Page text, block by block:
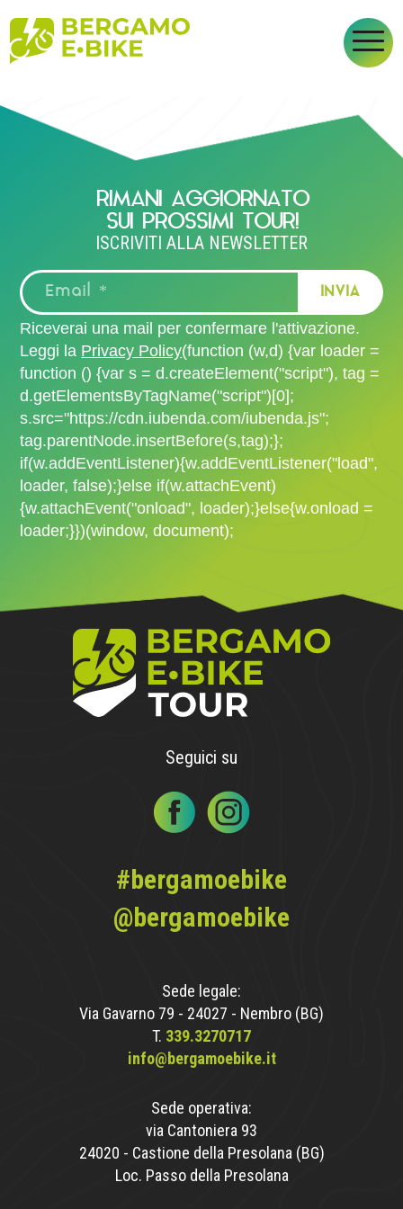
VALLE DI SCALVE
RIMANI AGGIORNATO
SUI PROSSIMI TOUR!
ISCRIVITI ALLA NEWSLETTER
Riceverai una mail per confermare l'attivazione.
Leggi la Privacy Policy(function (w,d) {var loader =
function () {var s = d.createElement("script"), tag =
d.getElementsByTagName("script")[0];
s.src="https://cdn.iubenda.com/iubenda.js";
tag.parentNode.insertBefore(s,tag);};
if(w.addEventListener){w.addEventListener("load",
loader, false);}else if(w.attachEvent)
{w.attachEvent("onload", loader);}else{w.onload =
loader;}})(window, document);
Seguici su
#bergamoebike
@bergamoebike
Sede legale:
Via Gavarno 79 - 24027 - Nembro (BG)
T. 339.3270717
info@bergamoebike.it
Sede operativa:
via Cantoniera 93
24020 - Castione della Presolana (BG)
Loc. Passo della Presolana